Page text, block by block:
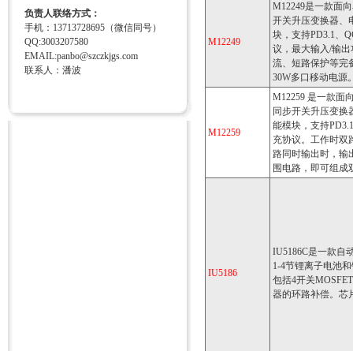
负责人联络方式：
手机：13713728695（微信同号）
QQ:3003207580
EMAIL:panbo@szczkjgs.com
联系人：潘波
M12249
M12249是一款面
开关升压变换器、
块，支持PD3.1、
议，最大输入/输
流、短路保护等完
30W多口移动电源
M12259
M12259 是一款面
同步开关升压变换
能模块，支持
充协议。工作时双
路同时输出时，输
围电路，即可组成
IU5186
IU5186C是一款自
1-4节锂离子电池
包括4开关
器的环路补偿。芯